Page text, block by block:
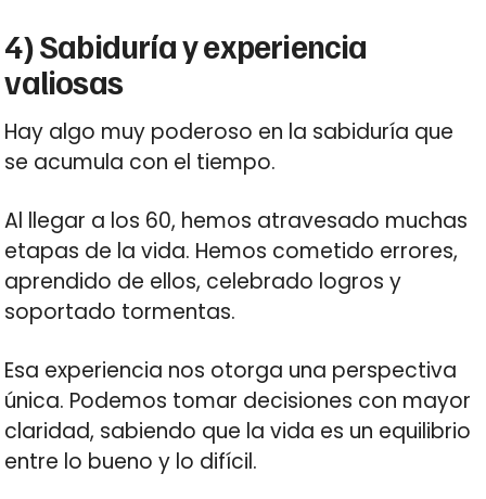
4) Sabiduría y experiencia
valiosas
Hay algo muy poderoso en la sabiduría que
se acumula con el tiempo.
Al llegar a los 60, hemos atravesado muchas
etapas de la vida. Hemos cometido errores,
aprendido de ellos, celebrado logros y
soportado tormentas.
Esa experiencia nos otorga una perspectiva
única. Podemos tomar decisiones con mayor
claridad, sabiendo que la vida es un equilibrio
entre lo bueno y lo difícil.